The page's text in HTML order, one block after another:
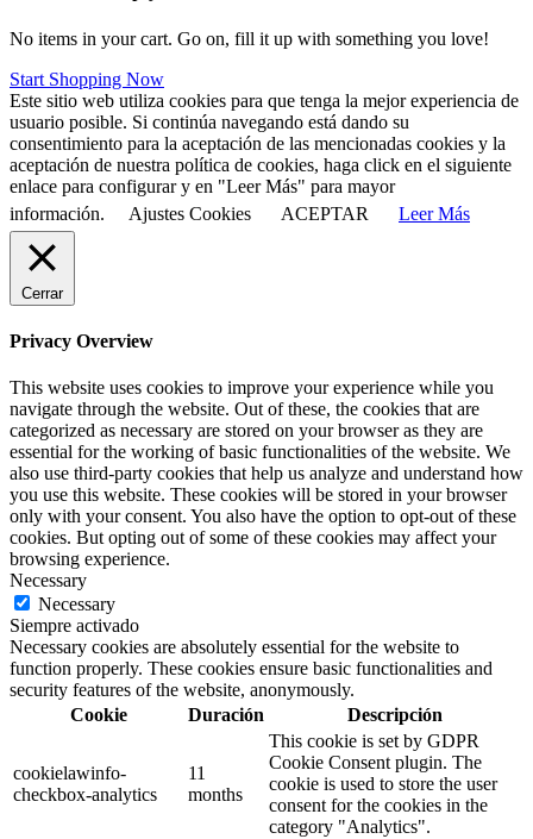
No items in your cart. Go on, fill it up with something you love!
Start Shopping Now
Este sitio web utiliza cookies para que tenga la mejor experiencia de
usuario posible. Si continúa navegando está dando su
consentimiento para la aceptación de las mencionadas cookies y la
aceptación de nuestra política de cookies, haga click en el siguiente
enlace para configurar y en "Leer Más" para mayor
información.
Ajustes Cookies ACEPTAR Leer Más
Cerrar
Privacy Overview
This website uses cookies to improve your experience while you
navigate through the website. Out of these, the cookies that are
categorized as necessary are stored on your browser as they are
essential for the working of basic functionalities of the website. We
also use third-party cookies that help us analyze and understand how
you use this website. These cookies will be stored in your browser
only with your consent. You also have the option to opt-out of these
cookies. But opting out of some of these cookies may affect your
browsing experience.
Necessary
Necessary
Siempre activado
Necessary cookies are absolutely essential for the website to
function properly. These cookies ensure basic functionalities and
security features of the website, anonymously.
Cookie
Duración Descripción
cookielawinfo-
checkbox-analytics
11
months
This cookie is set by GDPR
Cookie Consent plugin. The
cookie is used to store the user
consent for the cookies in the
category "Analytics".